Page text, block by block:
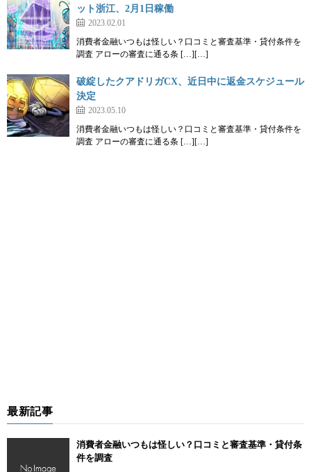
ット浙江、2月1日稼働
2023.02.01
消費者金融いつもは怪しい？口コミと審査基準・貸付条件を
調査 アローの審査に通る条 […][…]
破綻したクアドリガCX、近日中に返金スケジュール
決定
2023.05.10
消費者金融いつもは怪しい？口コミと審査基準・貸付条件を
調査 アローの審査に通る条 […][…]
最新記事
消費者金融いつもは怪しい？口コミと審査基準・貸付条
件を調査